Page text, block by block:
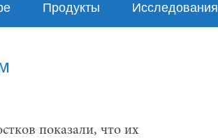
Продукты Исследования
показали, что их